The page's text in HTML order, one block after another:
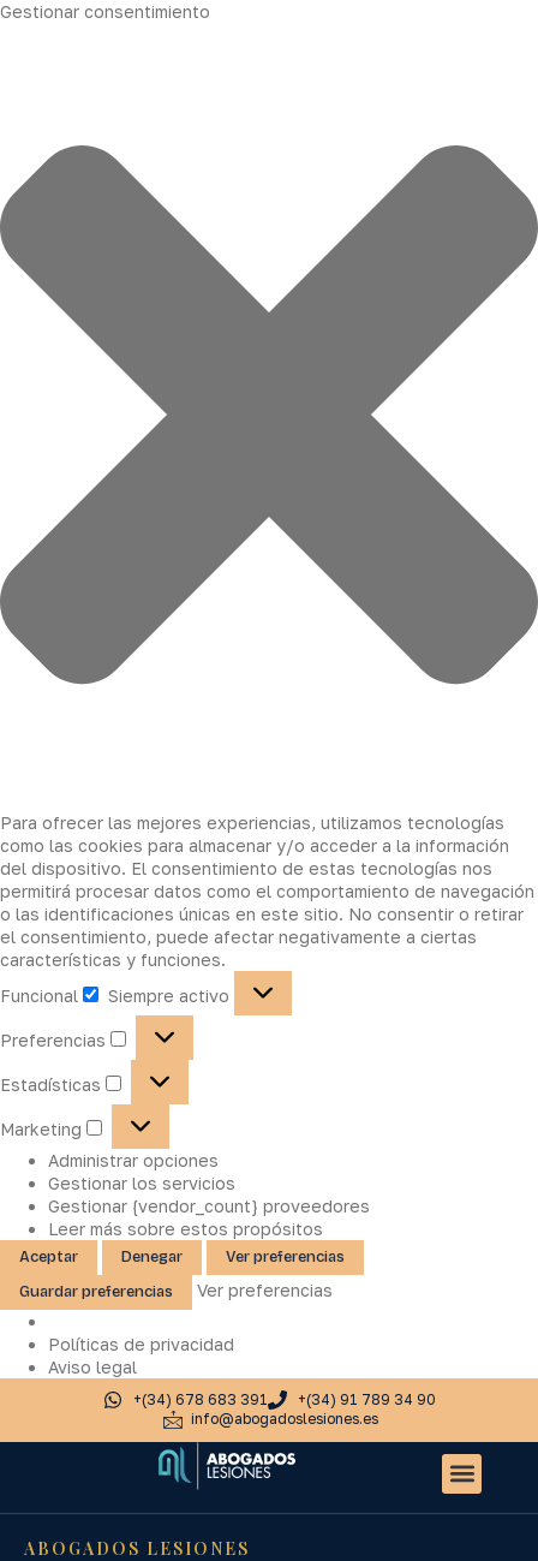
Gestionar consentimiento
Para ofrecer las mejores experiencias, utilizamos tecnologías
como las cookies para almacenar y/o acceder a la información
del dispositivo. El consentimiento de estas tecnologías nos
permitirá procesar datos como el comportamiento de navegación
o las identificaciones únicas en este sitio. No consentir o retirar
el consentimiento, puede afectar negativamente a ciertas
características y funciones.
Funcional
Siempre activo
Preferencias
Estadísticas
Marketing
Administrar opciones
Gestionar los servicios
Gestionar {vendor_count} proveedores
Leer más sobre estos propósitos
Aceptar Denegar
Ver preferencias
Guardar preferencias
Ver preferencias
Políticas de privacidad
Aviso legal
+(34) 678 683 391
+(34) 91 789 34 90
info@abogadoslesiones.es
ABOGADOS LESIONES